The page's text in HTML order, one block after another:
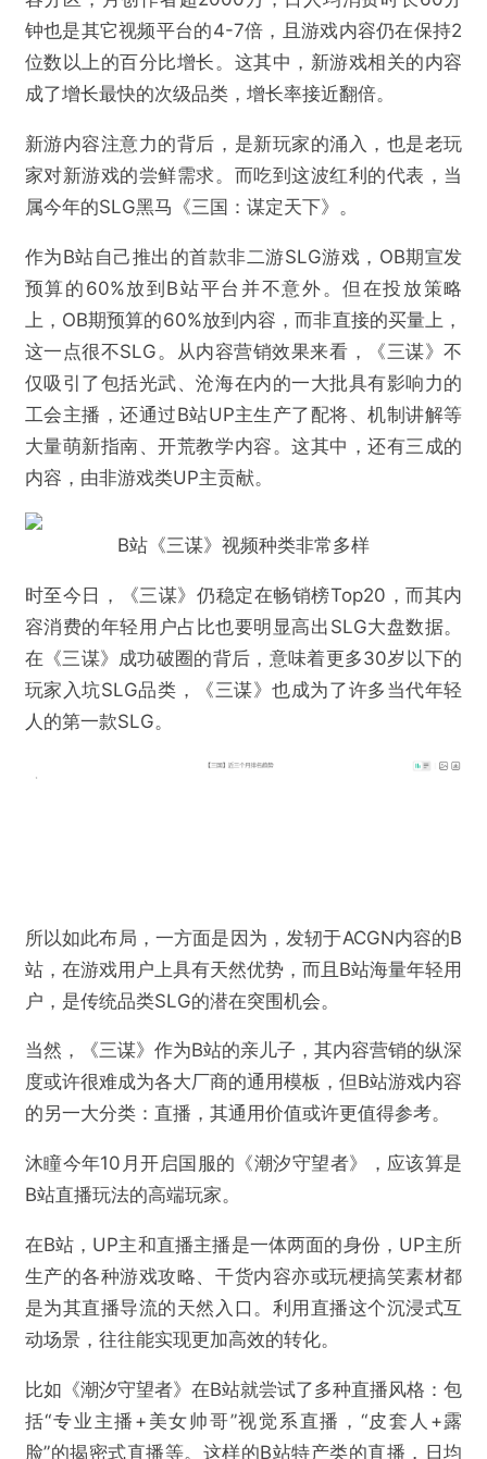
时长在不断滑坡。
这其中，除了泛娱乐内容在抢占玩家注意力外，大部
分核心游戏玩家的注意力，已逐步转移到新游测评、
厂商争夺玩家注意力方面无法逃避的战场。
陀螺了解到的情况是，游戏一直以来都是B站最大的内
钟也是其它视频平台的4-7倍，且游戏内容仍在保持2
位数以上的百分比增长。这其中，新游戏相关的内容
成了增长最快的次级品类，增长率接近翻倍。
新游内容注意力的背后，是新玩家的涌入，也是老玩
家对新游戏的尝鲜需求。而吃到这波红利的代表，当
属今年的SLG黑马《三国：谋定天下》。
预算的60%放到B站平台并不意外。但在投放策略
上，OB期预算的60%放到内容，而非直接的买量上，
这一点很不SLG。从内容营销效果来看，《三谋》不
仅吸引了包括光武、沧海在内的一大批具有影响力的
工会主播，还通过B站UP主生产了配将、机制讲解等
大量萌新指南、开荒教学内容。这其中，还有三成的
内容，由非游戏类UP主贡献。
玩家入坑SLG品类，《三谋》也成为了许多当代年轻
人的第一款SLG。
所以如此布局，一方面是因为，发轫于ACGN内容的B
站，在游戏用户上具有天然优势，而且B站海量年轻用
户，是传统品类SLG的潜在突围机会。
当然，《三谋》作为B站的亲儿子，其内容营销的纵深
度或许很难成为各大厂商的通用模板，但B站游戏内容
的另一大分类：直播，其通用价值或许更值得参考。
沐瞳今年10月开启国服的《潮汐守望者》，应该算是
B站直播玩法的高端玩家。